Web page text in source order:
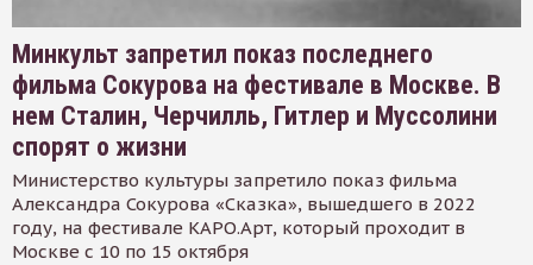
Минкульт запретил показ последнего
фильма Сокурова на фестивале в Москве. В
нем Сталин, Черчилль, Гитлер и Муссолини
спорят о жизни
Министерство культуры запретило показ фильма
Александра Сокурова «Сказка», вышедшего в 2022
году, на фестивале КАРО.Арт, который проходит в
Москве с 10 по 15 октября